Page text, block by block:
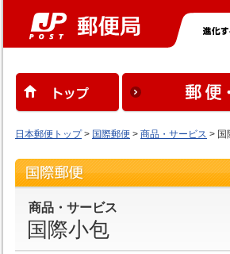
日本郵便トップ> 国際郵便 > 商品・サービス > 国
商品・サービス
国際小包